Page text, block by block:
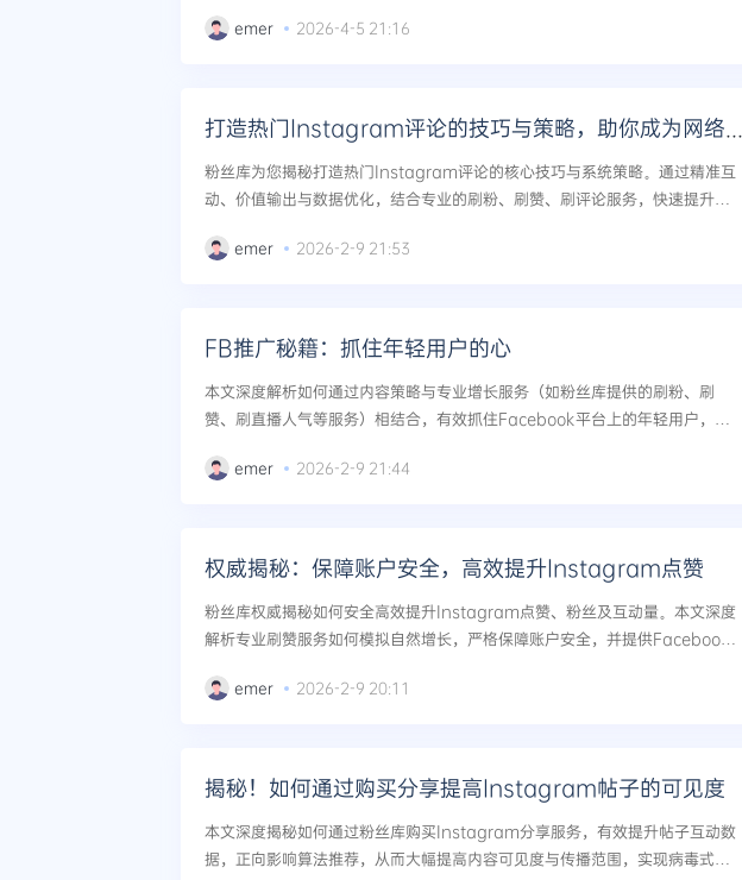
emer 2026-4-5 21:16
打造热门Instagram评论的技巧与策略，助你成为网络红人！
粉丝库为您揭秘打造热门Instagram评论的核心技巧与系统策略。通过精准互
动、价值输出与数据优化，结合专业的刷粉、刷赞、刷评论服务，快速提升账
emer 2026-2-9 21:53
FB推广秘籍：抓住年轻用户的心
本文深度解析如何通过内容策略与专业增长服务（如粉丝库提供的刷粉、刷
赞、刷直播人气等服务）相结合，有效抓住Facebook平台上的年轻用户，实
emer 2026-2-9 21:44
权威揭秘：保障账户安全，高效提升Instagram点赞
粉丝库权威揭秘如何安全高效提升Instagram点赞、粉丝及互动量。本文深度
解析专业刷赞服务如何模拟自然增长，严格保障账户安全，并提供Faceboo
媒体影响力快...
emer 2026-2-9 20:11
揭秘！如何通过购买分享提高Instagram帖子的可见度
本文深度揭秘如何通过粉丝库购买Instagram分享服务，有效提升帖子互动数
据，正向影响算法推荐，从而大幅提高内容可见度与传播范围，实现病毒式传